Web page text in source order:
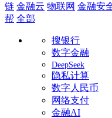
链 金融云 物联网 金融安
帮 全部
搜银行
数字金融
DeepSeek
隐私计算
数字人民币
网络支付
金融AI